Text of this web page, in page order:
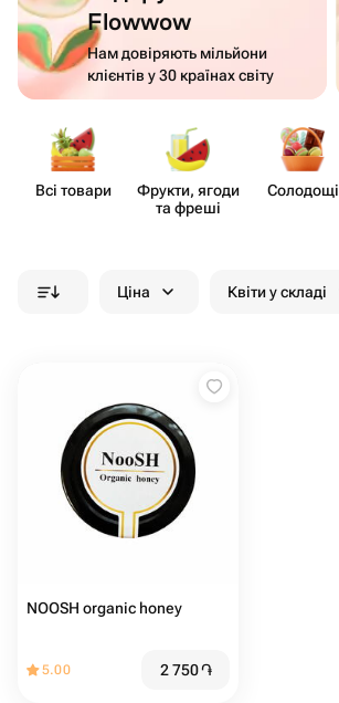
Flowwow
Нам довіряють мільйони
клієнтів у 30 країнах світу
Всі товари
Фрукти, ягоди
та фреші
Солодощі
Ціна Квіти у складі
NOOSH organic honey
5.00 2 750֏